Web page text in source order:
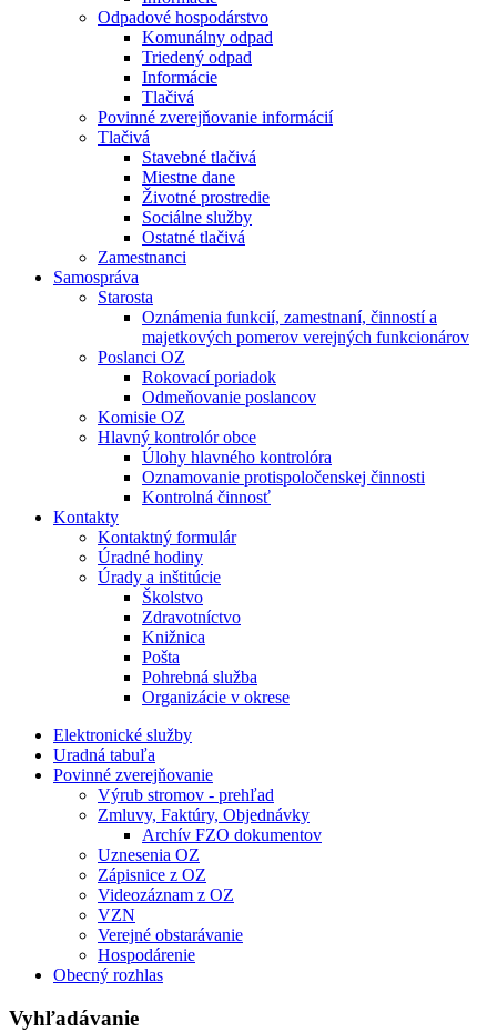
Odpadové hospodárstvo
Komunálny odpad
Triedený odpad
Informácie
Tlačivá
Povinné zverejňovanie informácií
Tlačivá
Stavebné tlačivá
Miestne dane
Životné prostredie
Sociálne služby
Ostatné tlačivá
Zamestnanci
Samospráva
Starosta
Oznámenia funkcií, zamestnaní, činností a
majetkových pomerov verejných funkcionárov
Poslanci OZ
Rokovací poriadok
Odmeňovanie poslancov
Komisie OZ
Hlavný kontrolór obce
Úlohy hlavného kontrolóra
Oznamovanie protispoločenskej činnosti
Kontrolná činnosť
Kontakty
Kontaktný formulár
Úradné hodiny
Úrady a inštitúcie
Školstvo
Zdravotníctvo
Knižnica
Pošta
Pohrebná služba
Organizácie v okrese
Elektronické služby
Uradná tabuľa
Povinné zverejňovanie
Výrub stromov - prehľad
Zmluvy, Faktúry, Objednávky
Archív FZO dokumentov
Uznesenia OZ
Zápisnice z OZ
Videozáznam z OZ
VZN
Verejné obstarávanie
Hospodárenie
Obecný rozhlas
Vyhľadávanie